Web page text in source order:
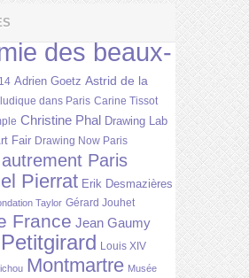
des beaux-
Adrien Goetz Astrid de la
dans Paris Carine Tissot
Christine Phal Drawing Lab
Fair Drawing Now Paris
Paris
Pierrat Erik Desmazières
Taylor Gérard Jouhet
France Jean Gaumy
Louis XIV
Montmartre Musée